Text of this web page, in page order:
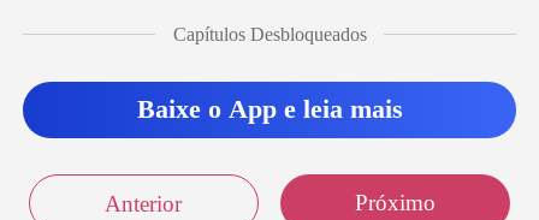
tipo de mulher.
Capítulos Desbloqueados
Baixe o App e leia mais
Anterior Próximo